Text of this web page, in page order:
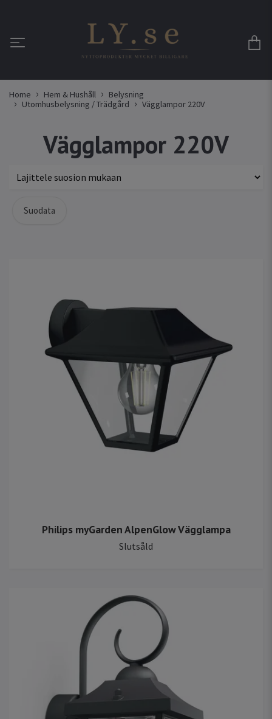
Home Hem & Hushåll
Belysning
Utomhusbelysning / Trädgård
Vägglampor 220V
Vägglampor 220V
Suodata
Philips myGarden AlpenGlow Vägglampa
Slutsåld